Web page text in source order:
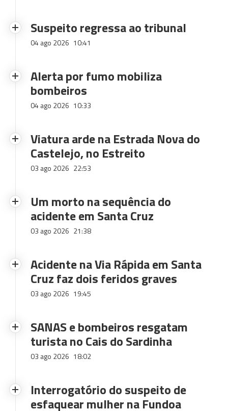
Suspeito regressa ao tribunal
04 ago 2026 10:41
Alerta por fumo mobiliza
bombeiros
04 ago 2026 10:33
Viatura arde na Estrada Nova do
Castelejo, no Estreito
03 ago 2026 22:53
Um morto na sequência do
acidente em Santa Cruz
03 ago 2026 21:38
Acidente na Via Rápida em Santa
Cruz faz dois feridos graves
03 ago 2026 19:45
SANAS e bombeiros resgatam
turista no Cais do Sardinha
03 ago 2026 18:02
Interrogatório do suspeito de
esfaquear mulher na Fundoa